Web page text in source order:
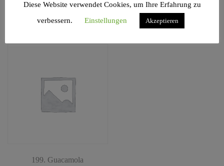
€6,00
€ 23,00
199. Guacamola
Diese Website verwendet Cookies, um Ihre Erfahrung zu
verbessern.
Einstellungen Akzeptieren